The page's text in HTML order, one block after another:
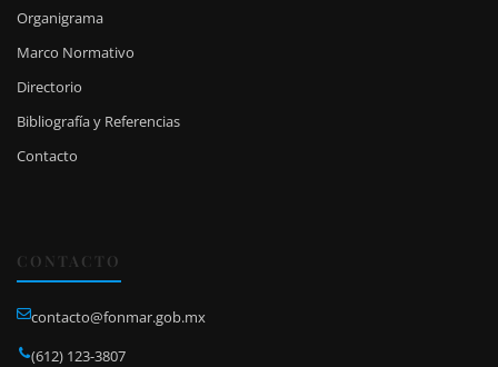
Organigrama
Marco Normativo
Directorio
Bibliografía y Referencias
Contacto
CONTACTO
contacto@fonmar.gob.mx
(612) 123-3807